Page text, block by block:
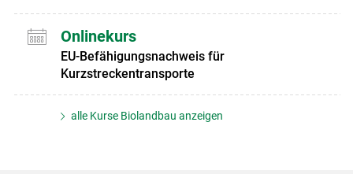
Onlinekurs
EU-Befähigungsnachweis für
Kurzstreckentransporte
alle Kurse Biolandbau anzeigen